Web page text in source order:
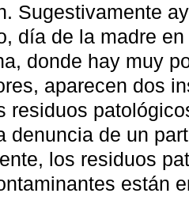
Sugestivamente
día de la madre en
donde hay muy
aparecen dos
residuos
denuncia de un
los residuos
están